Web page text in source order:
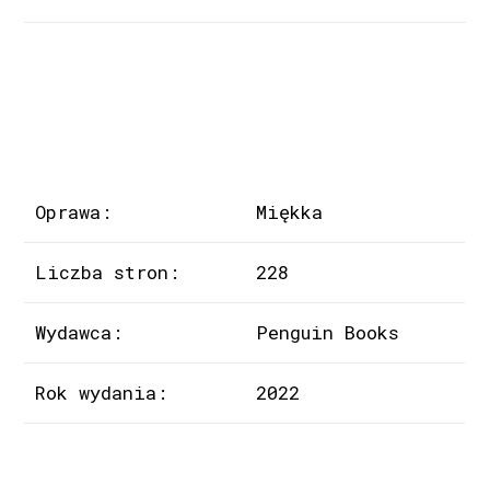
Oprawa: Miękka
Liczba stron: 228
Wydawca: Penguin Books
Rok wydania: 2022